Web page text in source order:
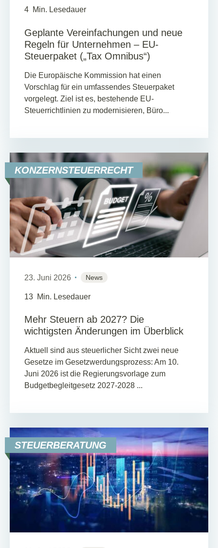
4 Min. Lesedauer
Geplante Vereinfachungen und neue
Regeln für Unternehmen – EU-
Steuerpaket („Tax Omnibus“)
Die Europäische Kommission hat einen
Vorschlag für ein umfassendes Steuerpaket
vorgelegt. Ziel ist es, bestehende EU-
Steuerrichtlinien zu modernisieren, Büro...
KONZERNSTEUERRECHT
23. Juni 2026 News
13 Min. Lesedauer
Mehr Steuern ab 2027? Die
wichtigsten Änderungen im Überblick
Aktuell sind aus steuerlicher Sicht zwei neue
Gesetze im Gesetzwerdungsprozess: Am 10.
Juni 2026 ist die Regierungsvorlage zum
Budgetbegleitgesetz 2027-2028 ...
STEUERBERATUNG